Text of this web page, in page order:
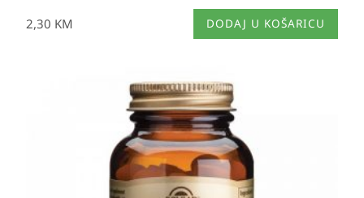
2,30 KM DODAJ U KOŠARICU